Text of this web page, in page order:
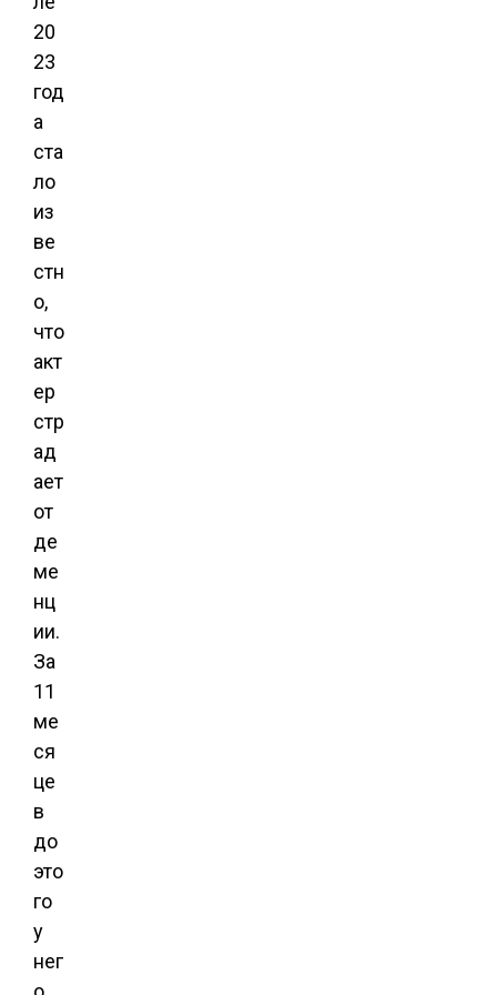
20
23
год
а
ста
ло
из
ве
стн
о,
что
акт
ер
стр
ад
ает
от
де
ме
нц
ии.
За
11
ме
ся
це
в
до
это
го
у
нег